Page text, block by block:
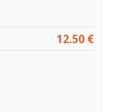
12.50 €